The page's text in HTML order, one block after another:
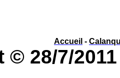
Accueil -
© 28/7/